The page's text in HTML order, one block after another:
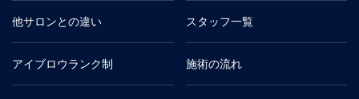
他サロンとの違い スタッフ一覧
アイブロウランク制 施術の流れ